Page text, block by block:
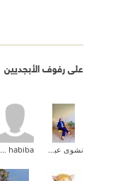
على رفوف الأبجديين
نشوى عبدالمقصود om habiba